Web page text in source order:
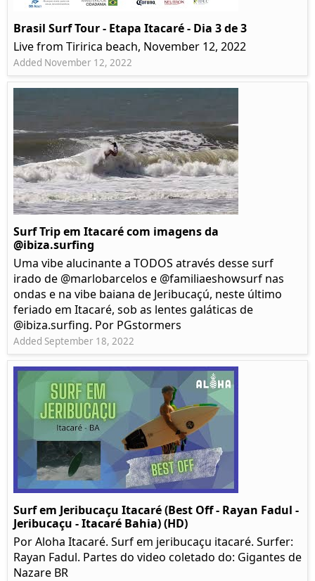
Brasil Surf Tour - Etapa Itacaré - Dia 3 de 3
Live from Tiririca beach, November 12, 2022
Added November 12, 2022
Surf Trip em Itacaré com imagens da
@ibiza.surfing
Uma vibe alucinante a TODOS através desse surf
irado de @marlobarcelos e @familiaeshowsurf nas
ondas e na vibe baiana de Jeribucaçú, neste último
feriado em Itacaré, sob as lentes galáticas de
@ibiza.surfing. Por PGstormers
Added September 18, 2022
Surf em Jeribucaçu Itacaré (Best Off - Rayan Fadul -
Jeribucaçu - Itacaré Bahia) (HD)
Por Aloha Itacaré. Surf em jeribucaçu itacaré. Surfer:
Rayan Fadul. Partes do video coletado do: Gigantes de
Nazare BR